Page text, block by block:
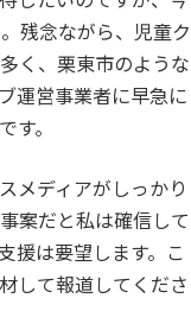
残念ながら、児童ク
く、栗東市のような
運営事業者に早急に
す。
メディアがしっかり
案だと私は確信して
援は要望します。こ
して報道してくださ